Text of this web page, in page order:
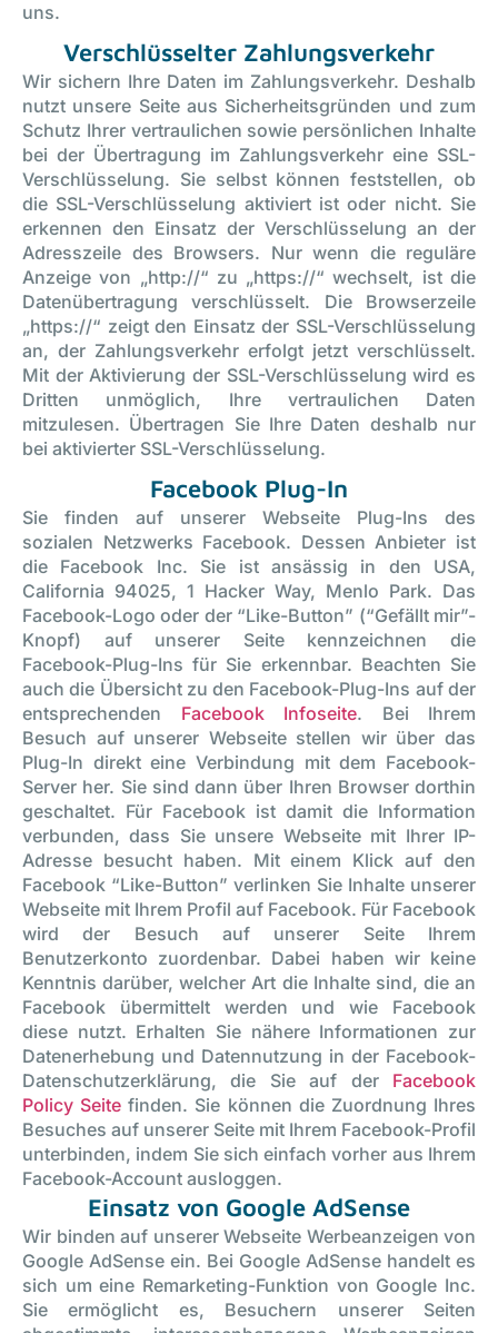
uns.
Verschlüsselter Zahlungsverkehr
Wir sichern Ihre Daten im Zahlungsverkehr. Deshalb
nutzt unsere Seite aus Sicherheitsgründen und zum
Schutz Ihrer vertraulichen sowie persönlichen Inhalte
bei der Übertragung im Zahlungsverkehr eine SSL-
Verschlüsselung. Sie selbst können feststellen, ob
die SSL-Verschlüsselung aktiviert ist oder nicht. Sie
erkennen den Einsatz der Verschlüsselung an der
Adresszeile des Browsers. Nur wenn die reguläre
Anzeige von „http://“ zu „https://“ wechselt, ist die
Datenübertragung verschlüsselt. Die Browserzeile
„https://“ zeigt den Einsatz der SSL-Verschlüsselung
an, der Zahlungsverkehr erfolgt jetzt verschlüsselt.
Mit der Aktivierung der SSL-Verschlüsselung wird es
Dritten unmöglich, Ihre vertraulichen Daten
mitzulesen. Übertragen Sie Ihre Daten deshalb nur
bei aktivierter SSL-Verschlüsselung.
Facebook Plug-In
Sie finden auf unserer Webseite Plug-Ins des
sozialen Netzwerks Facebook. Dessen Anbieter ist
die Facebook Inc. Sie ist ansässig in den USA,
California 94025, 1 Hacker Way, Menlo Park. Das
Facebook-Logo oder der “Like-Button” (“Gefällt mir”-
Knopf) auf unserer Seite kennzeichnen die
Facebook-Plug-Ins für Sie erkennbar. Beachten Sie
auch die Übersicht zu den Facebook-Plug-Ins auf der
entsprechenden Facebook Infoseite. Bei Ihrem
Besuch auf unserer Webseite stellen wir über das
Plug-In direkt eine Verbindung mit dem Facebook-
Server her. Sie sind dann über Ihren Browser dorthin
geschaltet. Für Facebook ist damit die Information
verbunden, dass Sie unsere Webseite mit Ihrer IP-
Adresse besucht haben. Mit einem Klick auf den
Facebook “Like-Button” verlinken Sie Inhalte unserer
Webseite mit Ihrem Profil auf Facebook. Für Facebook
wird der Besuch auf unserer Seite Ihrem
Benutzerkonto zuordenbar. Dabei haben wir keine
Kenntnis darüber, welcher Art die Inhalte sind, die an
Facebook übermittelt werden und wie Facebook
diese nutzt. Erhalten Sie nähere Informationen zur
Datenerhebung und Datennutzung in der Facebook-
Datenschutzerklärung, die Sie auf der Facebook
Policy Seite finden. Sie können die Zuordnung Ihres
Besuches auf unserer Seite mit Ihrem Facebook-Profil
unterbinden, indem Sie sich einfach vorher aus Ihrem
Facebook-Account ausloggen.
Einsatz von Google AdSense
Wir binden auf unserer Webseite Werbeanzeigen von
Google AdSense ein. Bei Google AdSense handelt es
sich um eine Remarketing-Funktion von Google Inc.
Sie ermöglicht es, Besuchern unserer Seiten